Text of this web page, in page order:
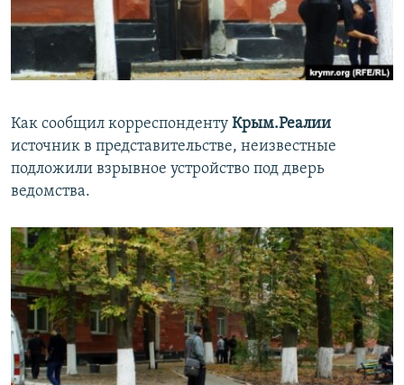
Как сообщил корреспонденту Крым.Реалии
источник в представительстве, неизвестные
подложили взрывное устройство под дверь
ведомства.